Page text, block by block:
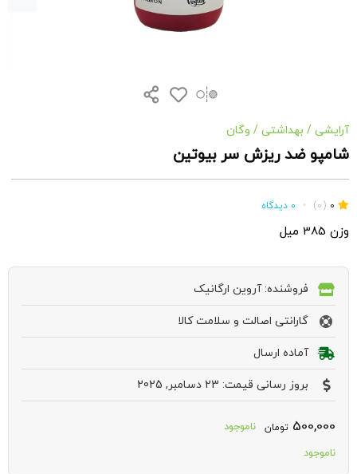
آرایشی / بهداشتی / وگان
شامپو ضد ریزش سر بیوتین
0
(0)
• 0 دیدگاه
وزن 385 میل
فروشنده: آروین ارگانیک
گارانتی اصالت و سلامت کالا
آماده ارسال
بروز رسانی قیمت: 23 دسامبر, 2025
500,000 تومان
ناموجود
ناموجود